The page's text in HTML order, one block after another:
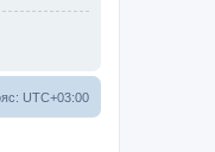
UTC+03:00